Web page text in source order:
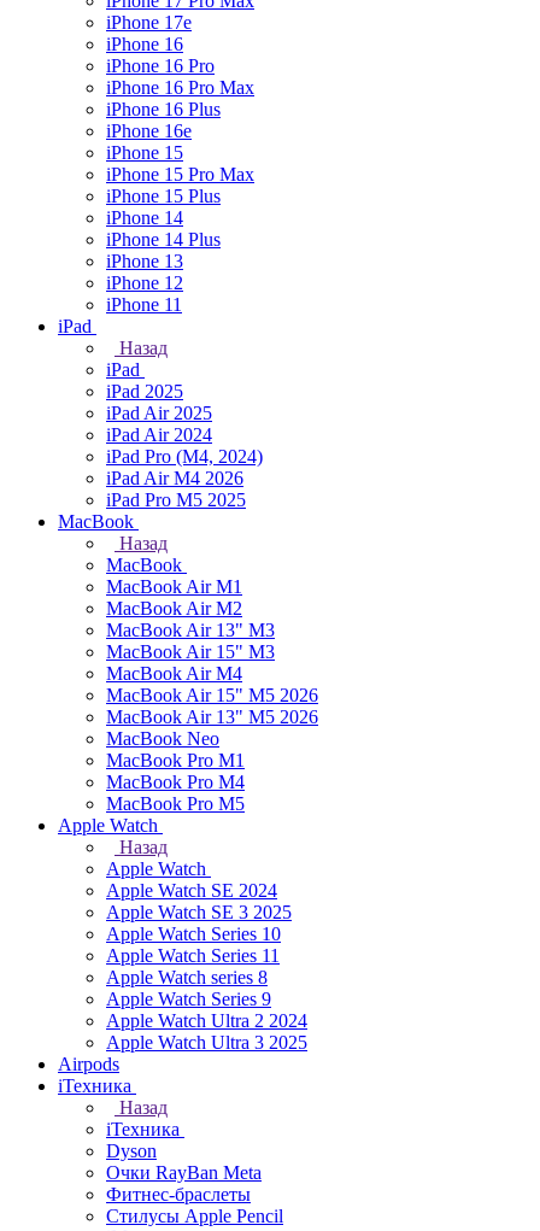
iPhone 17e
iPhone 16
iPhone 16 Pro
iPhone 16 Pro Max
iPhone 16 Plus
iPhone 16e
iPhone 15
iPhone 15 Pro Max
iPhone 15 Plus
iPhone 14
iPhone 14 Plus
iPhone 13
iPhone 12
iPhone 11
iPad
Назад
iPad
iPad 2025
iPad Air 2025
iPad Air 2024
iPad Pro (M4, 2024)
iPad Air M4 2026
iPad Pro M5 2025
MacBook
Назад
MacBook
MacBook Air M1
MacBook Air M2
MacBook Air 13" M3
MacBook Air 15" M3
MacBook Air M4
MacBook Air 15" М5 2026
MacBook Air 13" М5 2026
MacBook Neo
MacBook Pro M1
MacBook Pro M4
MacBook Pro M5
Apple Watch
Назад
Apple Watch
Apple Watch SE 2024
Apple Watch SE 3 2025
Apple Watch Series 10
Apple Watch Series 11
Apple Watch series 8
Apple Watch Series 9
Apple Watch Ultra 2 2024
Apple Watch Ultra 3 2025
Airpods
iТехника
Назад
iТехника
Dyson
Очки RayBan Meta
Фитнес-браслеты
Стилусы Apple Pencil